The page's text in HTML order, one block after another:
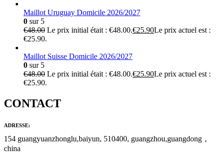
Maillot Uruguay Domicile 2026/2027
0 sur 5
€48.00 Le prix initial était : €48.00.€25.90Le prix actuel est :
€25.90.
Maillot Suisse Domicile 2026/2027
0 sur 5
€48.00 Le prix initial était : €48.00.€25.90Le prix actuel est :
€25.90.
CONTACT
ADRESSE:
154 guangyuanzhonglu,baiyun, 510400, guangzhou,guangdong，
china